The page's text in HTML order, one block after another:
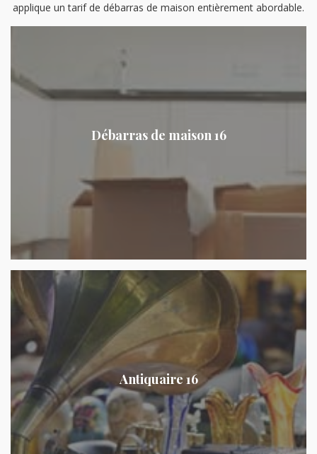
applique un tarif de débarras de maison entièrement abordable.
Débarras de maison 16
Antiquaire 16